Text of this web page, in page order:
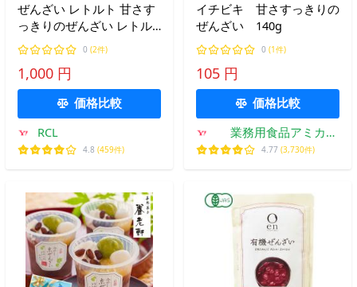
ぜんざい レトルト 甘さす
っきりのぜんざい レトル
ト 糖質 カロリーオフ イチ
ビキ 150g 5袋 北海道十勝
産 小豆 ポイント消化 送料
無料
0 (2件)
1,000 円
価格比較
RCL
4.8 (459件)
イチビキ 甘さすっきりの
ぜんざい 140g
0 (1件)
105 円
価格比較
業務用食品アミカ
Yahoo!店
4.77 (3,730件)